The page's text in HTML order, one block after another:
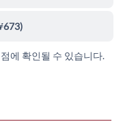
)
에 확인될 수 있습니다.